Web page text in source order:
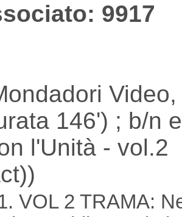
9917
146') ; b/n
l'Unità - vol.2
VOL 2 TRAMA: